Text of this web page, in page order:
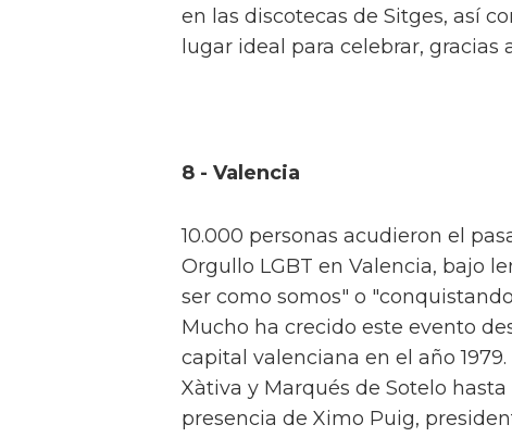
en las discotecas de Sitges, así
lugar ideal para celebrar,
8 - Valencia
10.000 personas acudieron el
Orgullo LGBT en Valencia, bajo
ser como somos" o
Mucho ha crecido este evento
capital valenciana en el año
Xàtiva y Marqués de Sotelo
presencia de Ximo Puig,